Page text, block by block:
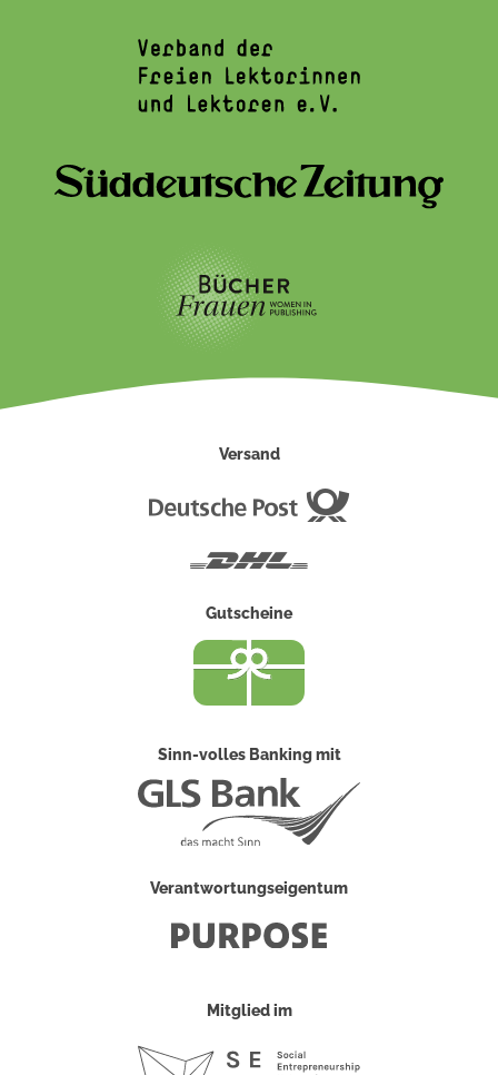
Versand
Gutscheine
Sinn-volles Banking mit
Verantwortungseigentum
Mitglied im